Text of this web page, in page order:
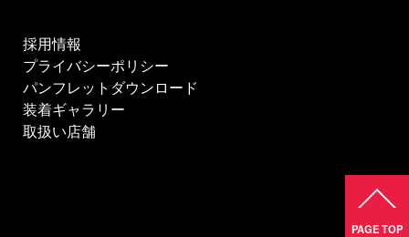
採用情報
プライバシーポリシー
パンフレットダウンロード
装着ギャラリー
取扱い店舗
PAGE TOP